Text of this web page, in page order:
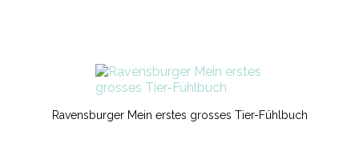
Ravensburger Mein erstes grosses Tier-Fühlbuch